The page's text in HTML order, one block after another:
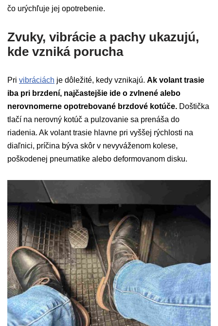
čo urýchľuje jej opotrebenie.
Zvuky, vibrácie a pachy ukazujú,
kde vzniká porucha
Pri vibráciách je dôležité, kedy vznikajú. Ak volant trasie
iba pri brzdení, najčastejšie ide o zvlnené alebo
nerovnomerne opotrebované brzdové kotúče. Doštička
tlačí na nerovný kotúč a pulzovanie sa prenáša do
riadenia. Ak volant trasie hlavne pri vyššej rýchlosti na
diaľnici, príčina býva skôr v nevyváženom kolese,
poškodenej pneumatike alebo deformovanom disku.